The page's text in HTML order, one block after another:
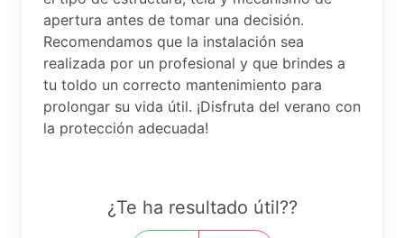
apertura antes de tomar una decisión.
Recomendamos que la instalación sea
realizada por un profesional y que brindes a
tu toldo un correcto mantenimiento para
prolongar su vida útil. ¡Disfruta del verano con
la protección adecuada!
¿Te ha resultado útil??